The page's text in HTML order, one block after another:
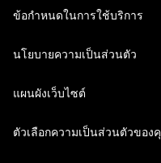
ข้อกำหนดในการใช้บริการ
นโยบายความเป็นส่วนตัว
แผนผังเว็บไซต์
ตัวเลือกความเป็นส่วนตัวของ